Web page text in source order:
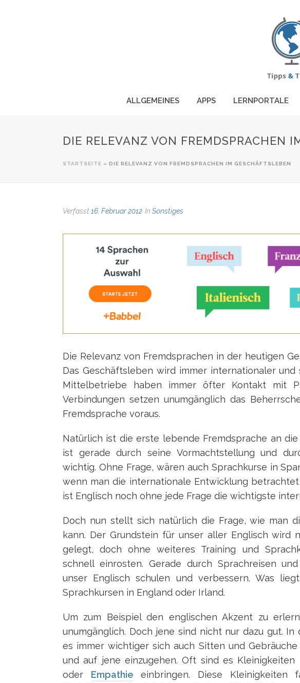
ALLGEMEINES APPS LERNPORTALE
DIE RELEVANZ VON FREMDSPRACHEN
STARTSEITE » DIE RELEVANZ VON FREMDSPRACHEN IM GESCHÄFTSLEBEN
Verfasst 16. Februar 2012 In Sonstiges
Die Relevanz von Fremdsprachen in der heutigen
Das Geschäftsleben wird immer internationaler
Mittelbetriebe haben immer öfter Kontakt mit
Verbindungen setzen unumgänglich das
Fremdsprache voraus.
Natürlich ist die erste lebende Fremdsprache an
ist gerade durch seine Vormachtstellung und
wichtig. Ohne Frage, wären auch Sprachkurse in
wenn man die internationale Entwicklung
ist Englisch noch ohne jede Frage die wichtigste
Doch nun stellt sich natürlich die Frage, wie man
kann. Der Grundstein für unser aller Englisch
gelegt, doch ohne weiteres Training und
schnell einrosten. Gerade durch Sprachreisen
unser Englisch schulen und verbessern. Was
Sprachkursen in England oder Irland.
Um zum Beispiel den englischen Akzent zu
unumgänglich. Doch jene sind nicht nur dazu gut.
es immer wichtiger sich auch Sitten und
und auf jene einzugehen. Oft sind es
oder Empathie einbringen. Diese Kleinigkeiten